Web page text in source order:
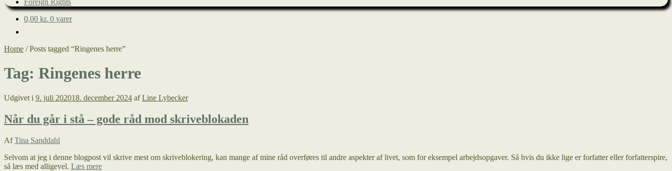
Foreign Rights
0,00 kr. 0 varer
Home /Posts tagged “Ringenes herre”
Tag: Ringenes herre
Udgivet i 9. juli 202018. december 2024 afLine Lybecker
Når du går i stå – gode råd mod skriveblokaden
AfTina Sanddahl
Selvom at jeg i denne blogpost vil skrive mest om skriveblokering, kan mange af mine råd overføres til andre aspekter af livet, som for eksempel arbejdsopgaver. Så hvis du ikke lige er forfatter eller forfatterspire,
så læs med alligevel. Læs mereNår